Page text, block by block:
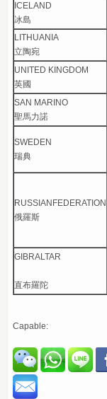
ICELAND
冰島
LITHUANIA
立陶宛
UNITED KINGDOM
英國
SAN MARINO
聖馬力諾
SWEDEN
瑞典
RUSSIANFEDERATION
俄羅斯
GIBRALTAR
直布羅陀
Capable: